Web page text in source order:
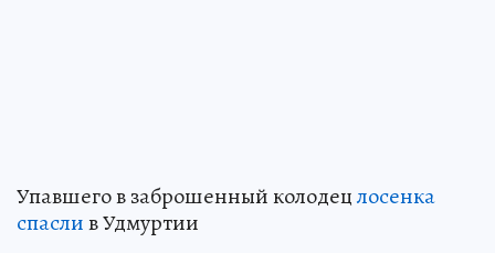
Упавшего в заброшенный колодецлосенка
спаслив Удмуртии